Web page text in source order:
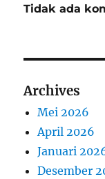
Tidak ada
Archives
Mei 2026
April 2026
Januari
Desember